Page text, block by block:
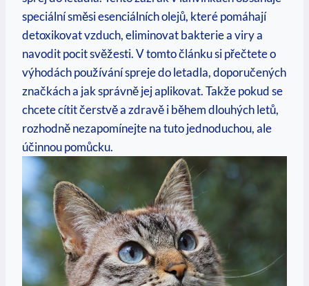
speciální směsi esenciálních olejů, které pomáhají
detoxikovat vzduch, eliminovat bakterie a viry a
navodit pocit svěžesti. V tomto článku si přečtete o
výhodách používání spreje do letadla, doporučených
značkách a jak správně jej aplikovat. Takže pokud se
chcete cítit čerstvě a zdravě i během dlouhých letů,
rozhodně nezapomínejte na tuto jednoduchou, ale
účinnou pomůcku.